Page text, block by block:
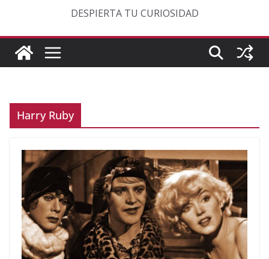
DESPIERTA TU CURIOSIDAD
Harry Ruby